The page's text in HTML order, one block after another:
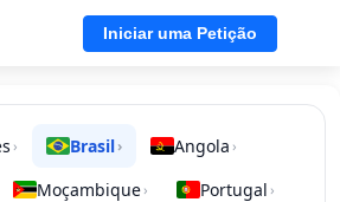
Iniciar uma Petição
› Brasil› Angola ›
Moçambique› Portugal ›